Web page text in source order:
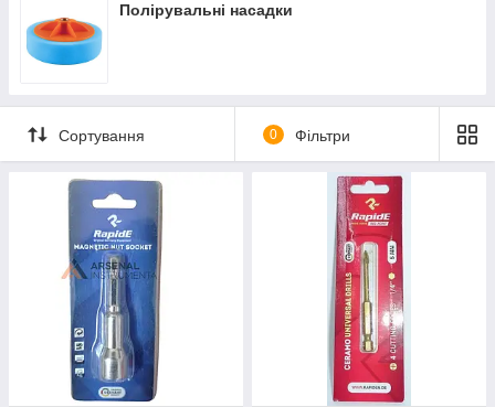
Полірувальні насадки
Сортування 0 Фільтри